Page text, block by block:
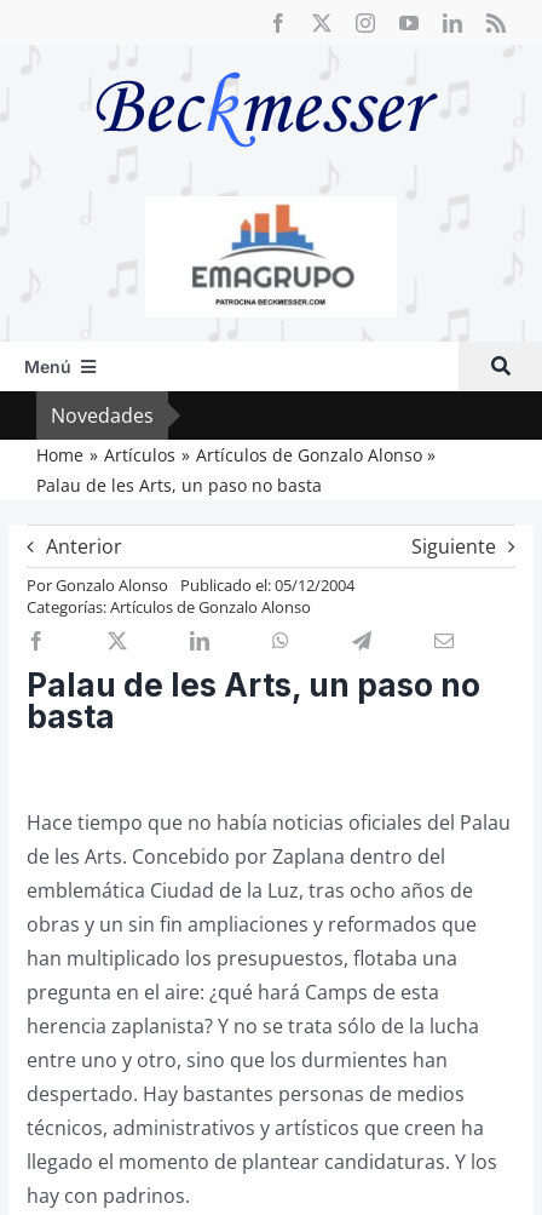
Menú
Inicio
Actual
Artículos
Crítica
Previos de ópera
Entrevistas
Recomendación
Cosas de Beckmesser
Nosotros y privacidad
Novedades
Home Artículos
Artículos de Gonzalo Alonso
Palau de les Arts, un paso no basta
Anterior Siguiente
PorGonzalo Alonso
Publicado el: 05/12/2004
Categorías:Artículos de Gonzalo Alonso
Palau de les Arts, un paso no
basta
Hace tiempo que no había noticias oficiales del Palau
de les Arts. Concebido por Zaplana dentro del
emblemática Ciudad de la Luz, tras ocho años de
obras y un sin fin ampliaciones y reformados que
han multiplicado los presupuestos, flotaba una
pregunta en el aire: ¿qué hará Camps de esta
herencia zaplanista? Y no se trata sólo de la lucha
entre uno y otro, sino que los durmientes han
despertado. Hay bastantes personas de medios
técnicos, administrativos y artísticos que creen ha
llegado el momento de plantear candidaturas. Y los
hay con padrinos.